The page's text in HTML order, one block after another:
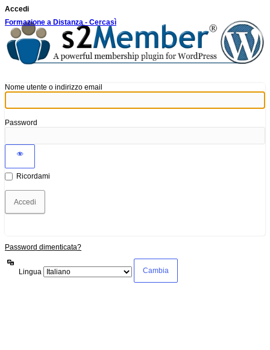
Accedi
Formazione a Distanza - Cercasì
Nome utente o indirizzo email
Password
Ricordami
Password dimenticata?
Lingua